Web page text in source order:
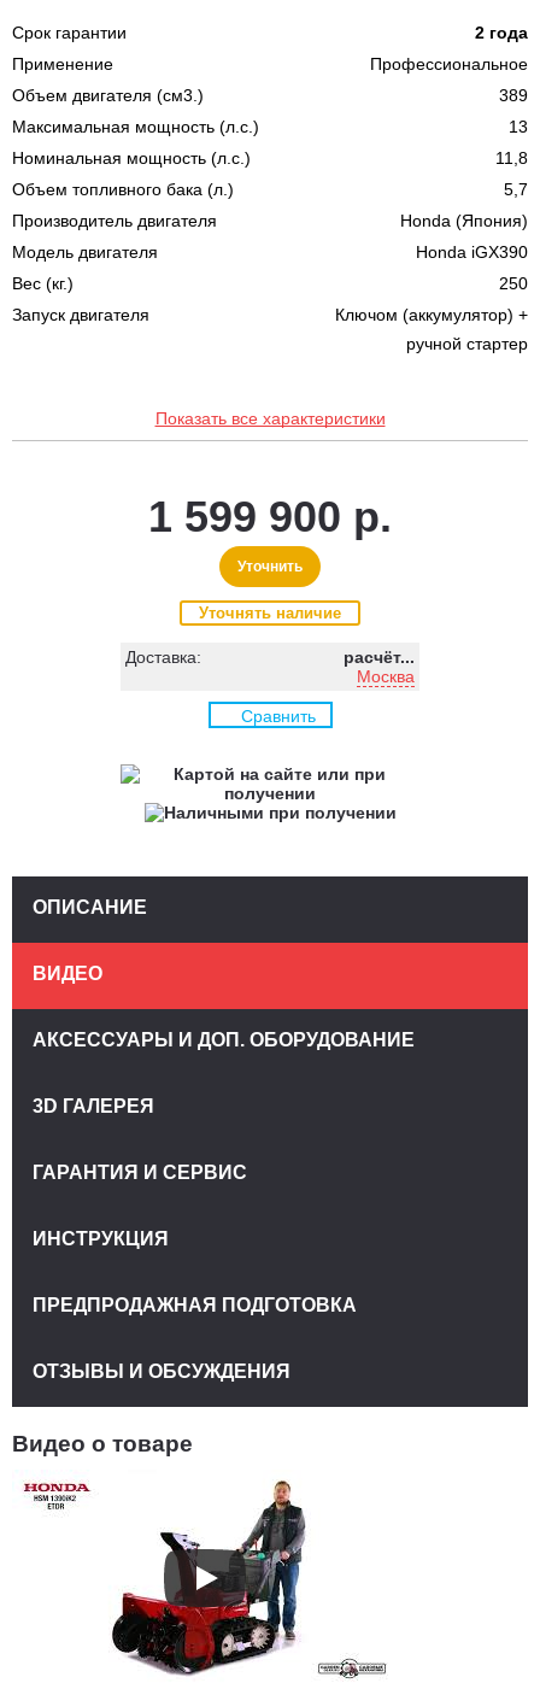
Срок гарантии
2 года
Применение
Профессиональное
Объем двигателя (см3.)
389
Максимальная мощность (л.с.)
13
Номинальная мощность (л.с.)
11,8
Объем топливного бака (л.)
5,7
Производитель двигателя
Honda (Япония)
Модель двигателя
Honda iGX390
Вес (кг.)
250
Запуск двигателя
Ключом (аккумулятор) +
ручной стартер
Показать все характеристики
1 599 900 р.
Уточнить
Уточнять наличие
Доставка:
расчёт...
Москва
Сравнить
Видео о товаре
ОПИСАНИЕ
ВИДЕО
АКСЕССУАРЫ И ДОП. ОБОРУДОВАНИЕ
3D ГАЛЕРЕЯ
ГАРАНТИЯ И СЕРВИС
ИНСТРУКЦИЯ
ПРЕДПРОДАЖНАЯ ПОДГОТОВКА
ОТЗЫВЫ И ОБСУЖДЕНИЯ